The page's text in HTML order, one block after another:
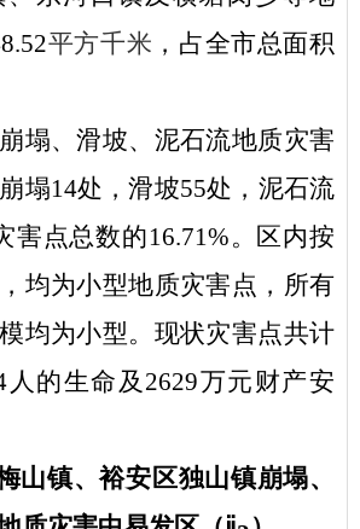
平方千米 ，占全市总面积
塌、滑坡、泥石流地质灾害
塌14处，滑坡55处，泥石流
害点总数的16.71%。区内按
均为小型地质灾害点，所有
均为小型。现状灾害点共计
人的生命及2629万元财产安
山镇、裕安区独山镇崩塌、